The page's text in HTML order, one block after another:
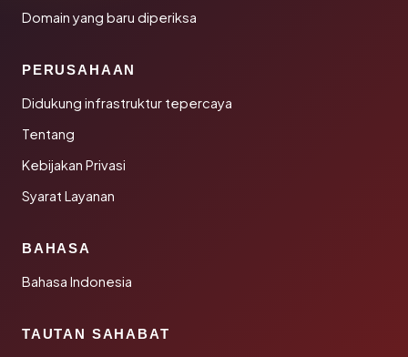
Domain yang baru diperiksa
PERUSAHAAN
Didukung infrastruktur tepercaya
Tentang
Kebijakan Privasi
Syarat Layanan
BAHASA
Bahasa Indonesia
TAUTAN SAHABAT